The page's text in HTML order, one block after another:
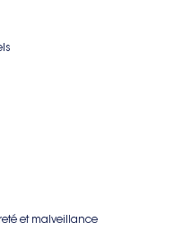
et malveillance